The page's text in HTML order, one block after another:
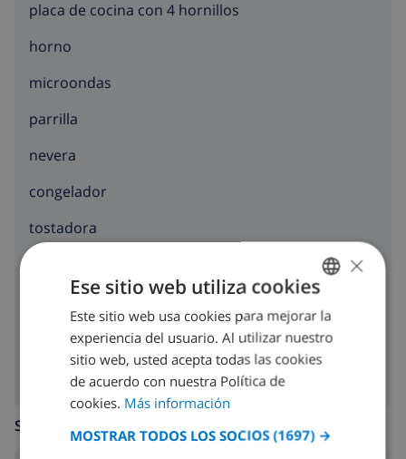
placa de cocina con 4 hornillos
horno
microondas
parrilla
nevera
congelador
tostadora
lavadora
secadora
SALA DE ESTAR
SPANISH
DUTCH
FRENCH
GERMAN
×
Ese sitio web utiliza cookies
Este sitio web usa cookies para mejorar la
experiencia del usuario. Al utilizar nuestro
sitio web, usted acepta todas las cookies
de acuerdo con nuestra Política de
cookies. Más información
MOSTRAR TODOS LOS SOCIOS (1697) →